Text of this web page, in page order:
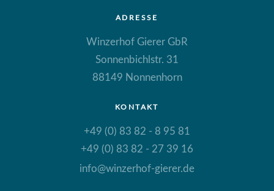
ADRESSE
Winzerhof Gierer GbR
Sonnenbichlstr. 31
88149 Nonnenhorn
KONTAKT
+49 (0) 83 82 - 8 95 81
+49 (0) 83 82 - 27 39 16
info@winzerhof-gierer.de